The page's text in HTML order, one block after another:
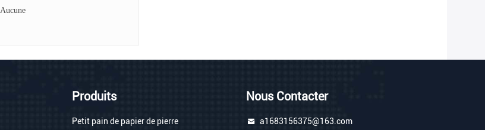
Aucune
Produits
Petit pain de papier de pierre
Nous Contacter
a1683156375@163.com